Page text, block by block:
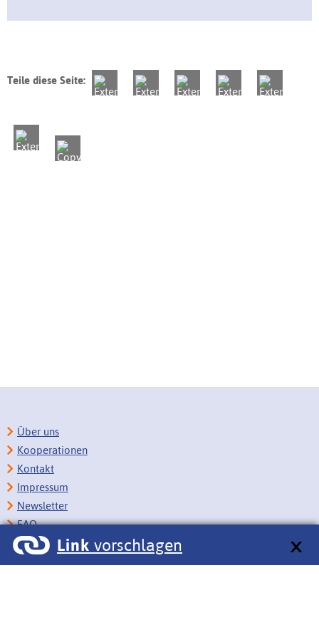
Teile diese Seite:
Link vorschlagen
Über uns
Kooperationen
Kontakt
Impressum
Newsletter
FAQ
Copyright